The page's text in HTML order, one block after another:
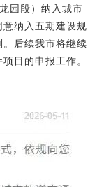
园段）纳入城市
纳入五期建设规
后续我市将继续
目的申报工作。